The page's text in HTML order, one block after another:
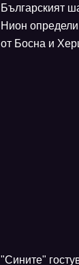
Българският
Нион
от Босна и
"Сините"